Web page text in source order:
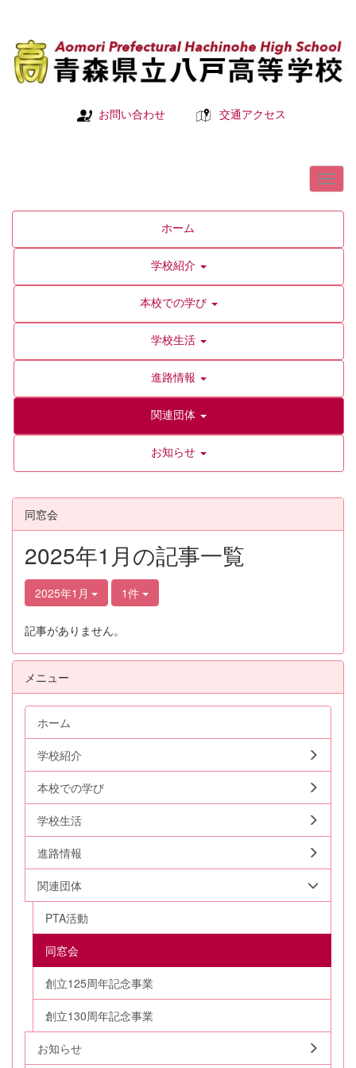
お問い合わせ 交通アクセス
ホーム
学校紹介
本校での学び
学校生活
進路情報
関連団体
お知らせ
同窓会
2025年1月の記事一覧
2025年1月 1件
記事がありません。
メニュー
ホーム
学校紹介
本校での学び
学校生活
進路情報
関連団体
PTA活動
同窓会
創立125周年記念事業
創立130周年記念事業
お知らせ